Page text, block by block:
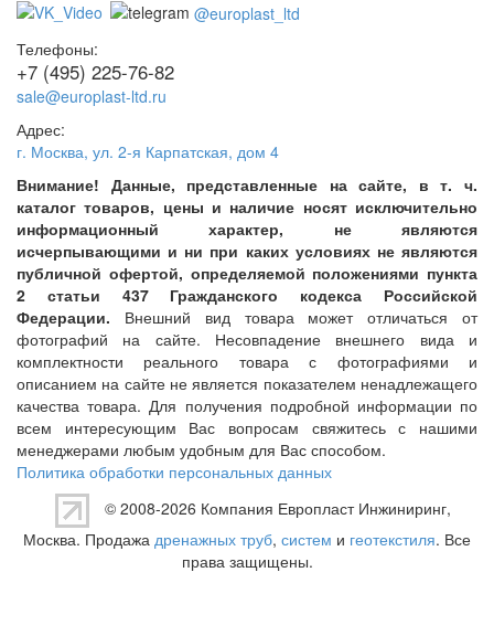
@europlast_ltd
Телефоны:
+7 (495) 225-76-82
sale@europlast-ltd.ru
Адрес:
г. Москва, ул. 2-я Карпатская, дом 4
Внимание! Данные, представленные на сайте, в т. ч.
каталог товаров, цены и наличие носят исключительно
информационный характер, не являются
исчерпывающими и ни при каких условиях не являются
публичной офертой, определяемой положениями пункта
2 статьи 437 Гражданского кодекса Российской
Федерации. Внешний вид товара может отличаться от
фотографий на сайте. Несовпадение внешнего вида и
комплектности реального товара с фотографиями и
описанием на сайте не является показателем ненадлежащего
качества товара. Для получения подробной информации по
всем интересующим Вас вопросам свяжитесь с нашими
менеджерами любым удобным для Вас способом.
Политика обработки персональных данных
© 2008-2026 Компания Европласт Инжиниринг,
Москва. Продажа дренажных труб, систем и геотекстиля. Все
права защищены.